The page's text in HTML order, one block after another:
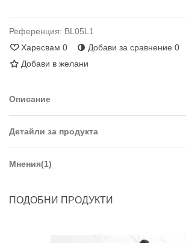
Референция: BL05L1
Харесвам 0 Добави за сравнение 0
Добави в желани
Описание
Детайли за продукта
Мнения(1)
ПОДОБНИ ПРОДУКТИ